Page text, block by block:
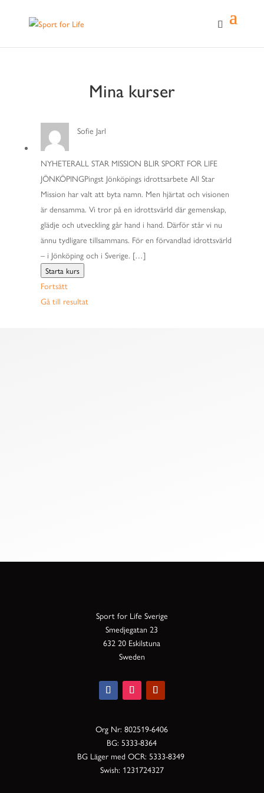
Mina kurser
Sofie Jarl
NYHETERALL STAR MISSION BLIR SPORT FOR LIFE
JÖNKÖPINGPingst Jönköpings idrottsarbete All Star
Mission har valt att byta namn. Men hjärtat och visionen
är densamma. Vi tror på en idrottsvärld där gemenskap,
glädje och utveckling går hand i hand. Därför står vi nu
ännu tydligare tillsammans. För en förvandlad idrottsvärld
– i Jönköping och i Sverige. […]
Starta kurs
Fortsätt
Gå till resultat
Sport for Life Sverige
Smedjegatan 23
632 20 Eskilstuna
Sweden
Org Nr: 802519-6406
BG: 5333-8364
BG Läger med OCR: 5333-8349
Swish: 1231724327